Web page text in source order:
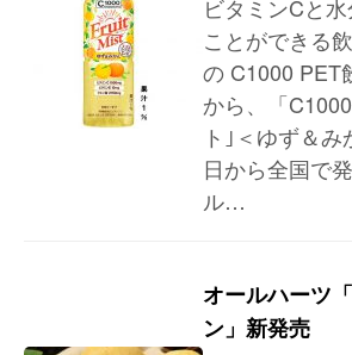
ビタミンCと
ことができる
の C1000 PET
から、「
ト｣＜ゆず＆
日から全国で
ル…
オールハーツ
ン」新発売